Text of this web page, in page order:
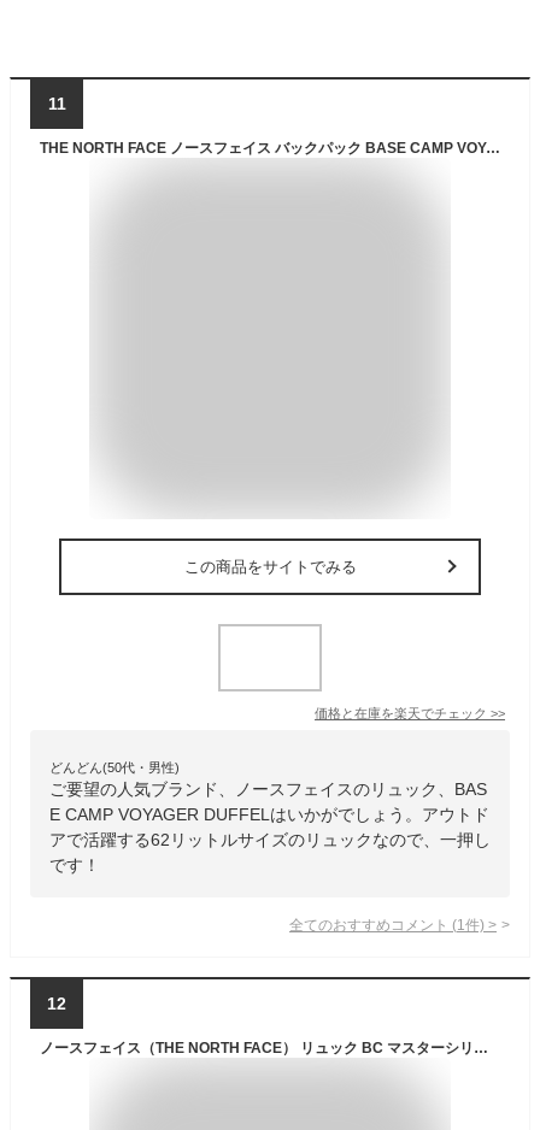
11
THE NORTH FACE ノースフェイス バックパック BASE CAMP VOYAGER DUFFEL ベースキャンプ ボイジャー ダッフル 62L ブラック×ホワイト『送料無料（一部地域除く）』
この商品をサイトでみる
価格と在庫を楽天でチェック >>
どんどん(50代・男性)
ご要望の人気ブランド、ノースフェイスのリュック、BAS
E CAMP VOYAGER DUFFELはいかがでしょう。アウトド
アで活躍する62リットルサイズのリュックなので、一押し
です！
全てのおすすめコメント (1 件) >
12
ノースフェイス（THE NORTH FACE） リュック BC マスターシリンダー NM82350X K （ブラック/ＦＦ/Men's、Lady's）